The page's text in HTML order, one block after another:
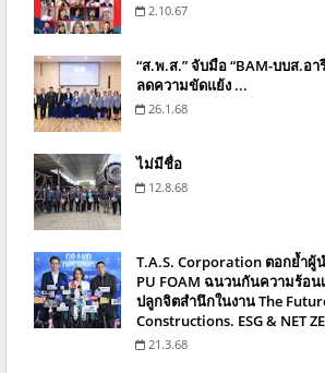
2.10.67
“ส.พ.ส.” จับมือ “BAM-บบส.อา
ลดความขัดแย้ง ...
26.1.68
ไม่มีชื่อ
12.8.68
T.A.S. Corporation ตอกย้ำผู้
PU FOAM ฉนวนกันความร้อ
ปลูกจิตสำนึกในงาน The
Constructions. ESG & NET
21.3.68